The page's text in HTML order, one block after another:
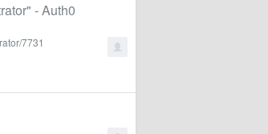
- Auth0
7731